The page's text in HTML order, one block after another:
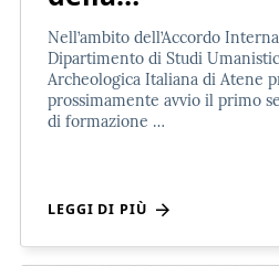
Nell’ambito dell’Accordo
Dipartimento di Studi
Archeologica Italiana di Atene
prossimamente avvio il primo
di formazione …
LEGGI DI PIÙ